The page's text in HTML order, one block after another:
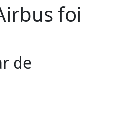
foi
de